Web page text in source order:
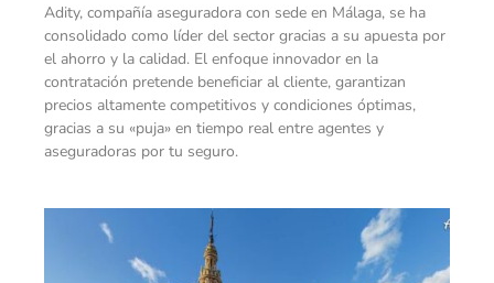
Adity, compañía aseguradora con sede en Málaga, se ha
consolidado como líder del sector gracias a su apuesta por
el ahorro y la calidad. El enfoque innovador en la
contratación pretende beneficiar al cliente, garantizan
precios altamente competitivos y condiciones óptimas,
gracias a su «puja» en tiempo real entre agentes y
aseguradoras por tu seguro.